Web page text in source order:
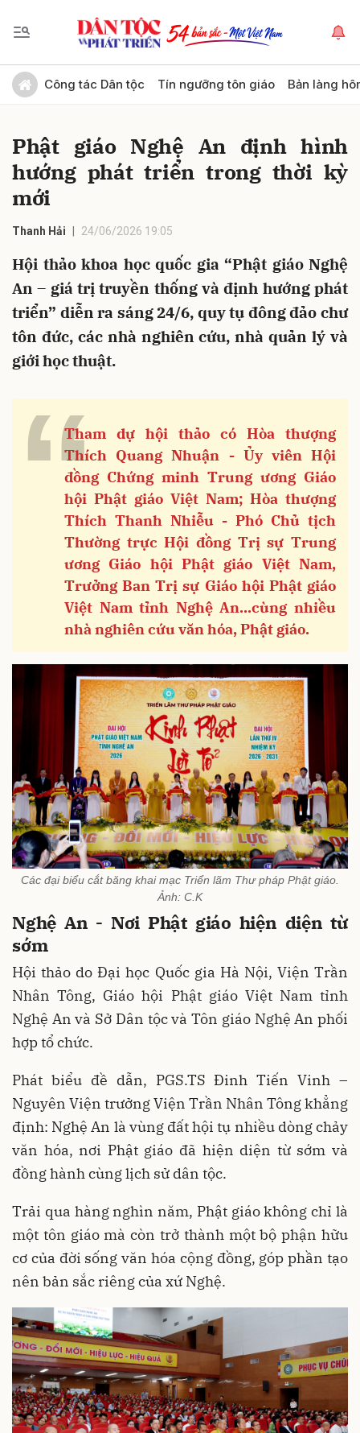
Công tác Dân tộc Tín ngưỡng tôn giáo Bản làng
Phật giáo Nghệ An định hình
hướng phát triển trong thời kỳ
mới
Thanh Hải 24/06/2026 19:05
Hội thảo khoa học quốc gia “Phật giáo Nghệ
An – giá trị truyền thống và định hướng phát
triển” diễn ra sáng 24/6, quy tụ đông đảo chư
tôn đức, các nhà nghiên cứu, nhà quản lý và
giới học thuật.
“Tham dự hội thảo có Hòa thượng
Thích Quang Nhuận - Ủy viên Hội
đồng Chứng minh Trung ương Giáo
hội Phật giáo Việt Nam; Hòa thượng
Thích Thanh Nhiễu - Phó Chủ tịch
Thường trực Hội đồng Trị sự Trung
ương Giáo hội Phật giáo Việt Nam,
Trưởng Ban Trị sự Giáo hội Phật giáo
Việt Nam tỉnh Nghệ An...cùng nhiều
nhà nghiên cứu văn hóa, Phật giáo.
Các đại biểu cắt băng khai mạc Triển lãm Thư pháp Phật giáo.
Ảnh: C.K
Nghệ An - Nơi Phật giáo hiện diện từ
sớm
Hội thảo do Đại học Quốc gia Hà Nội, Viện Trần
Nhân Tông, Giáo hội Phật giáo Việt Nam tỉnh
Nghệ An và Sở Dân tộc và Tôn giáo Nghệ An phối
hợp tổ chức.
Phát biểu đề dẫn, PGS.TS Đinh Tiến Vinh –
Nguyên Viện trưởng Viện Trần Nhân Tông khẳng
định: Nghệ An là vùng đất hội tụ nhiều dòng chảy
văn hóa, nơi Phật giáo đã hiện diện từ sớm và
đồng hành cùng lịch sử dân tộc.
Trải qua hàng nghìn năm, Phật giáo không chỉ là
một tôn giáo mà còn trở thành một bộ phận hữu
cơ của đời sống văn hóa cộng đồng, góp phần tạo
nên bản sắc riêng của xứ Nghệ.
Gửi bình luận